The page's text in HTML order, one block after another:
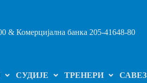
Комерцијална банка 205-41648-80
СУДИЈЕ ТРЕНЕРИ САВЕЗ